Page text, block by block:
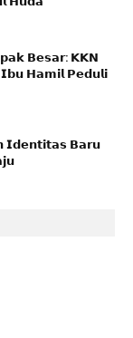
𝗕𝗲𝘀𝗮𝗿: 𝗞𝗞𝗡
𝗛𝗮𝗺𝗶𝗹 𝗣𝗲𝗱𝘂𝗹𝗶
𝗕𝗮𝗿𝘂